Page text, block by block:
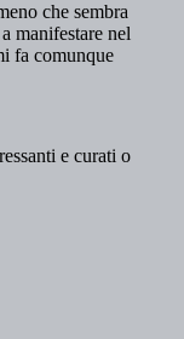
e curati o